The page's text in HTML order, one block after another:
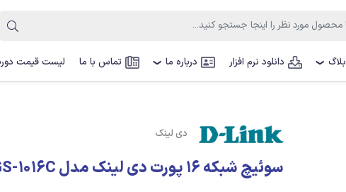
بلاگ ❯ دانلود نرم افزار درباره ما ❯ تماس با ما لیست قیمت
دی لینک
سوئیچ شبکه 16 پورت دی لینک مدل DGS-1016C